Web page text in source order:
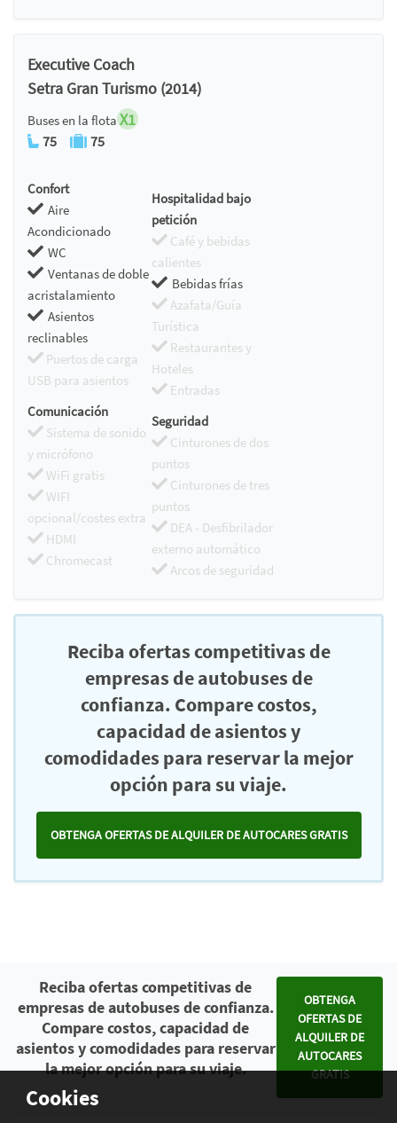
Executive Coach
Setra Gran Turismo (2014)
Buses en la flota X1
75 75
Confort
Aire
Acondicionado
WC
Ventanas de doble
acristalamiento
Asientos
reclinables
Puertos de carga
USB para asientos
Hospitalidad bajo
petición
Café y bebidas
calientes
Bebidas frías
Azafata/Guía
Turística
Restaurantes y
Hoteles
Entradas
Comunicación
Sistema de sonido
y micrófono
WiFi gratis
WIFI
opcional/costes extra
HDMI
Chromecast
Seguridad
Cinturones de dos
puntos
Cinturones de tres
puntos
DEA - Desfibrilador
externo automático
Arcos de seguridad
Reciba ofertas competitivas de
empresas de autobuses de
confianza. Compare costos,
capacidad de asientos y
comodidades para reservar la mejor
opción para su viaje.
OBTENGA OFERTAS DE ALQUILER DE AUTOCARES GRATIS
Cookies
Reciba ofertas competitivas de
empresas de autobuses de confianza.
Compare costos, capacidad de
asientos y comodidades para reservar
la mejor opción para su viaje.
OBTENGA
OFERTAS DE
ALQUILER DE
AUTOCARES
GRATIS